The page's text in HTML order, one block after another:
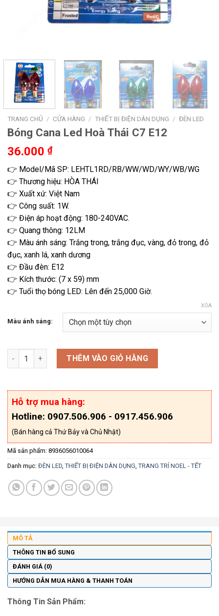
TRANG CHỦ / CỬA HÀNG / THIẾT BỊ ĐIỆN DÂN DỤNG / ĐÈN LED
Bóng Cana Led Hoà Thái C7 E12
36.000 ₫
👉 Model/Mã SP: LEHTL1RD/RB/WW/WD/WY/WB/WG
👉 Thương hiệu: HÒA THÁI
👉 Xuất xứ: Việt Nam
👉 Công suất: 1W.
👉 Điện áp hoạt động: 180-240VAC.
👉 Quang thông: 12LM
👉 Màu ánh sáng: Trắng trong, trắng đục, vàng, đỏ trong, đỏ
đục, xanh lá, xanh dương
👉 Đầu đèn: E12
👉 Kích thước: (7 x 59) mm
👉 Tuổi thọ bóng LED: Lên đến 25,000 Giờ.
Màu ánh sáng:
XÓA
Bóng Cana Led Hoà Thái C7 E12 số lượng
THÊM VÀO GIỎ HÀNG
Hỗ trợ mua hàng:
Hotline: 0907.506.906 - 0917.456.906
(Bán hàng cả Thứ Bảy và Chủ Nhật)
Mã sản phẩm: 8936056010064
Danh mục: ĐÈN LED, THIẾT BỊ ĐIỆN DÂN DỤNG, TRANG TRÍ NOEL - TẾT
MÔ TẢ
THÔNG TIN BỔ SUNG
ĐÁNH GIÁ (0)
HƯỚNG DẪN MUA HÀNG & THANH TOÁN
Thông Tin Sản Phẩm: